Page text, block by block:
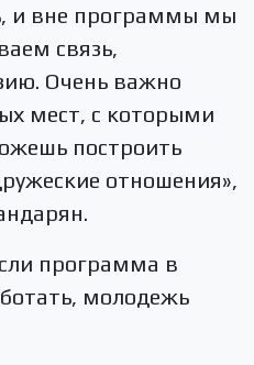
и вне программы мы
связь,
Очень важно
мест, с которыми
построить
отношения»,
программа в
молодежь